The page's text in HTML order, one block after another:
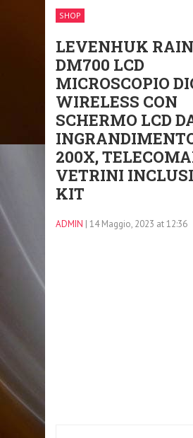
SHOP
LEVENHUK
DM700 LCD
MICROSCOPIO
WIRELESS CON
SCHERMO LCD
200X,
VETRINI
KIT
ADMIN | 14 Maggio, 2023 at 12:36